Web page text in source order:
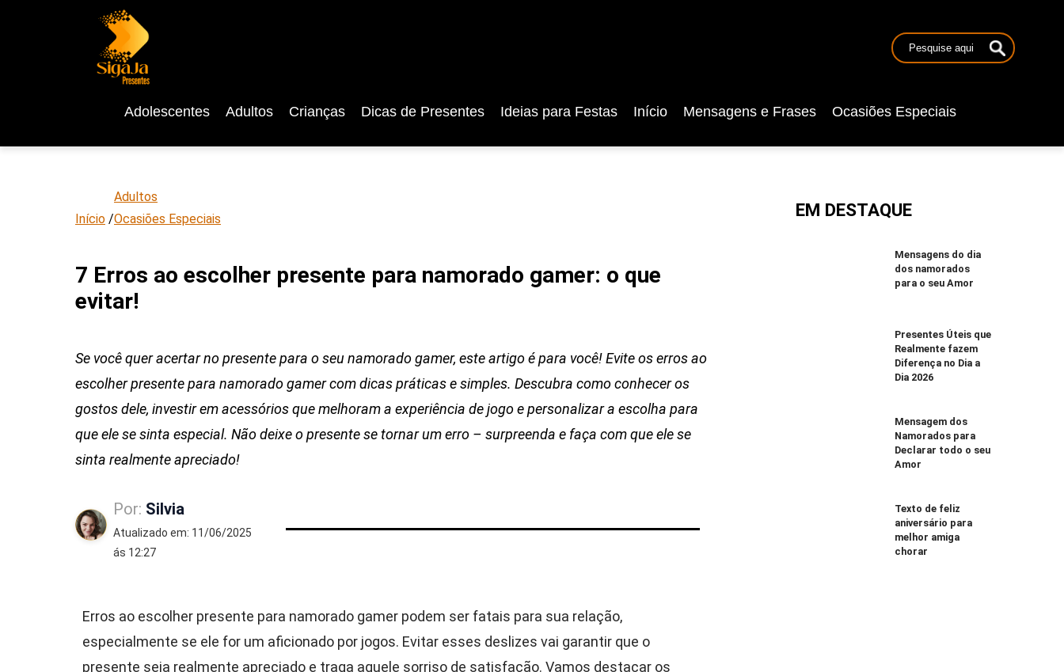
Adolescentes Adultos Crianças Dicas de Presentes Ideias para Festas Início Mensagens e Frases Ocasiões Especiais
Início /
Adultos
Ocasiões Especiais
7 Erros ao escolher presente para namorado gamer: o que
evitar!
Se você quer acertar no presente para o seu namorado gamer, este artigo é para você! Evite os erros ao
escolher presente para namorado gamer com dicas práticas e simples. Descubra como conhecer os
gostos dele, investir em acessórios que melhoram a experiência de jogo e personalizar a escolha para
que ele se sinta especial. Não deixe o presente se tornar um erro – surpreenda e faça com que ele se
sinta realmente apreciado!
Por: Silvia
Atualizado em: 11/06/2025
ás 12:27
Erros ao escolher presente para namorado gamer podem ser fatais para sua relação,
especialmente se ele for um aficionado por jogos. Evitar esses deslizes vai garantir que o
presente seja realmente apreciado e traga aquele sorriso de satisfação. Vamos destacar os
EM DESTAQUE
Mensagens do dia
dos namorados
para o seu Amor
Presentes Úteis que
Realmente fazem
Diferença no Dia a
Dia 2026
Mensagem dos
Namorados para
Declarar todo o seu
Amor
Texto de feliz
aniversário para
melhor amiga
chorar